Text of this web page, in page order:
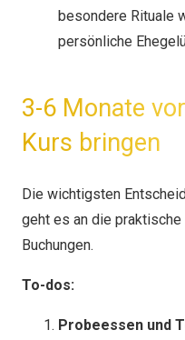
besondere Rituale
persönliche
3-6 Monate
Kurs bringen
Die wichtigsten
geht es an die
Buchungen.
To-dos:
Probeessen und